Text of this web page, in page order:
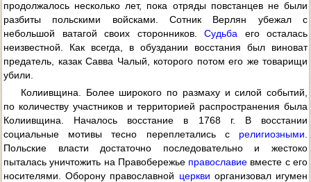
продолжалось несколько лет, пока отряды повстанцев не были
разбиты польскими войсками. Сотник Верлян убежал с
небольшой ватагой своих сторонников. Судьба его осталась
неизвестной. Как всегда, в обуздании восстания был виноват
предатель, казак Савва Чалый, которого потом его же товарищи
убили.
Колиивщина. Более широкого по размаху и силой событий,
по количеству участников и территорией распространения была
Колиивщина. Началось восстание в 1768 г. В восстании
социальные мотивы тесно переплетались с религиозными
Польские власти достаточно последовательно и жестоко
пыталась уничтожить на Правобережье православие вместе с его
носителями. Оборону православной церкви организовал игумен